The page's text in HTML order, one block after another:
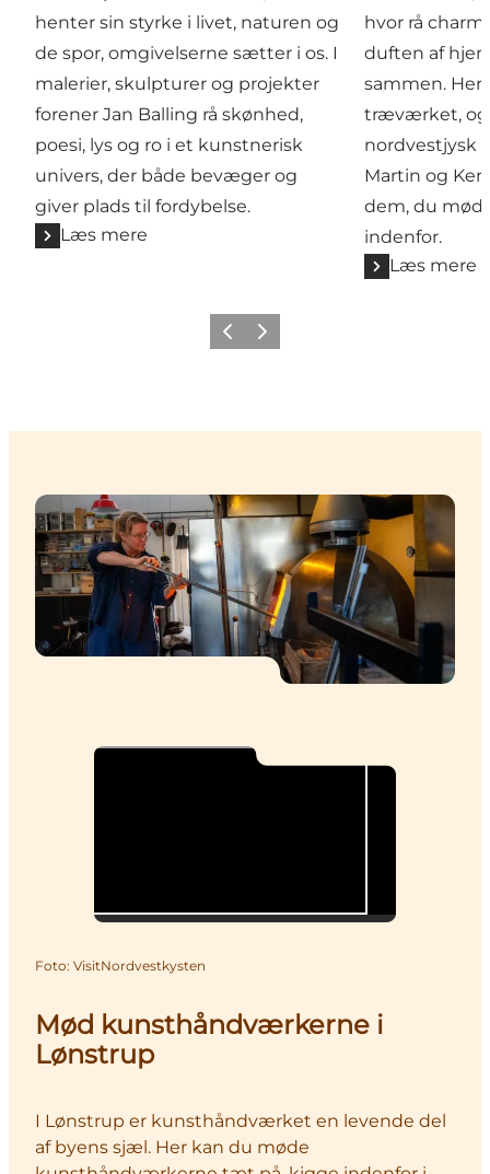
henter sin styrke i livet, naturen og
de spor, omgivelserne sætter i os. I
malerier, skulpturer og projekter
forener Jan Balling rå skønhed,
poesi, lys og ro i et kunstnerisk
univers, der både bevæger og
giver plads til fordybelse.
Læs mere
hvor rå
duften af
sammen.
træværket, og
nordvestjysk
Martin og
dem, du
indenfor.
Læs mere
ForrigeNæste
Foto: VisitNordvestkysten
Mød kunsthåndværkerne i
Lønstrup
I Lønstrup er kunsthåndværket en levende del
af byens sjæl. Her kan du møde